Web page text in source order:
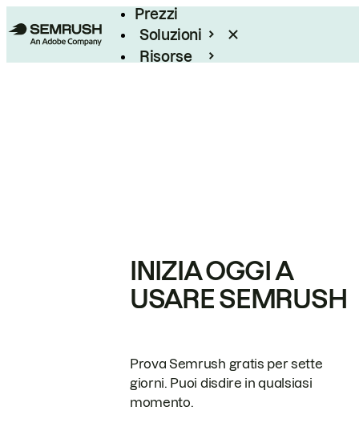
Prezzi
Soluzioni
Risorse
INIZIA OGGI A
USARE SEMRUSH
Prova Semrush gratis per sette
giorni. Puoi disdire in qualsiasi
momento.